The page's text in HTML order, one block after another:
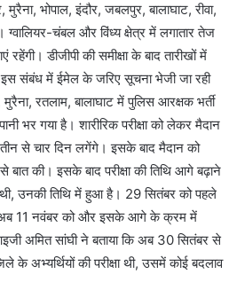
भोपाल, इंदौर, जबलपुर, बालाघाट, रीवा,
ग्वालियर-चंबल और विंध्य क्षेत्र में लगातार तेज
रहेंगी। डीजीपी की समीक्षा के बाद तारीखों में
इस संबंध में ईमेल के जरिए सूचना भेजी जा रही
रतलाम, बालाघाट में पुलिस आरक्षक भर्ती
भर गया है। शारीरिक परीक्षा को लेकर मैदान
से चार दिन लगेंगे। इसके बाद मैदान को
बात की। इसके बाद परीक्षा की तिथि आगे बढ़ाने
थी, उनकी तिथि में हुआ है। 29 सितंबर को पहले
अब 11 नवंबर को और इसके आगे के क्रम में
अमित सांघी ने बताया कि अब 30 सितंबर से
अभ्यर्थियों की परीक्षा थी, उसमें कोई बदलाव